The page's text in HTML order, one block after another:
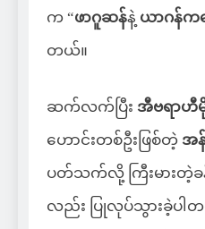
က “ဖာဂူဆန်နဲ့ ယာဂန်က
တယ်။
ဆက်လက်ပြီး အီဗရာဟီမို
ဟောင်းတစ်ဦးဖြစ်တဲ့ အ
ပတ်သက်လို့ ကြီးမားတဲ့ခ
လည်း ပြုလုပ်သွားခဲ့ပ